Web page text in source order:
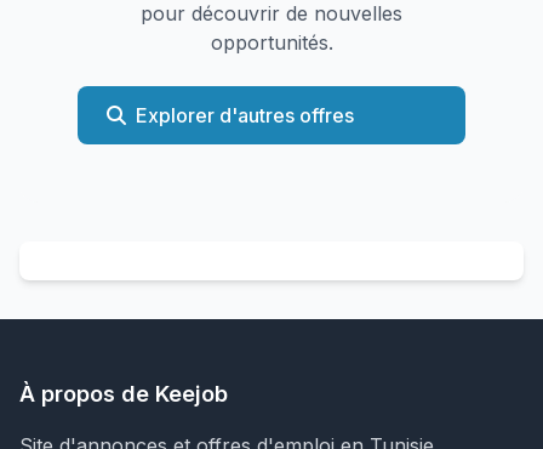
pour découvrir de nouvelles
opportunités.
Explorer d'autres offres
À propos de Keejob